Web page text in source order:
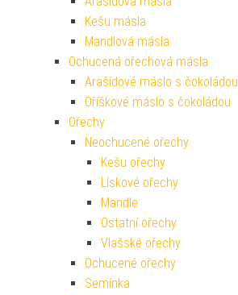
Kešu másla
Mandlová másla
Ochucená ořechová másla
Arašídové máslo s čokoládou
Oříškové máslo s čokoládou
Ořechy
Neochucené ořechy
Kešu ořechy
Lískové ořechy
Mandle
Ostatní ořechy
Vlašské ořechy
Ochucené ořechy
Semínka